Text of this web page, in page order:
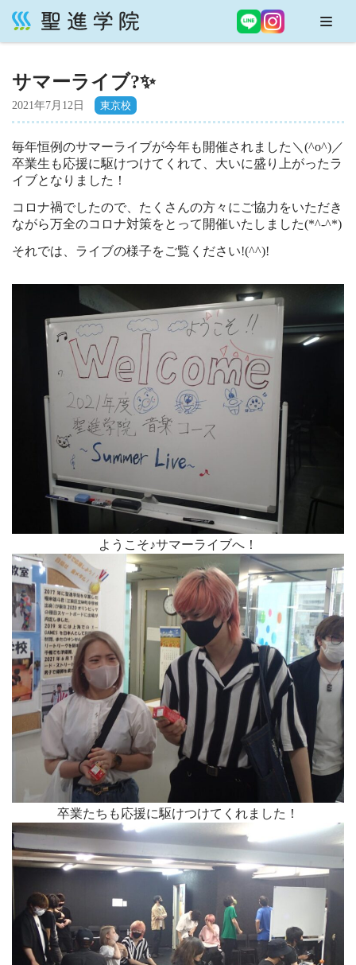
コ
テ
ン
ツ
へ
ス
キ
プ
サマーライブ?✨
2021年7月12日
毎年恒例のサマーライブが今年も開催されました＼(^o^)／
卒業生も応援に駆けつけてくれて、大いに盛り上がったラ
イブとなりました！
コロナ禍でしたので、たくさんの方々にご協力をいただき
ながら万全のコロナ対策をとって開催いたしました(*^-^*)
それでは、ライブの様子をご覧ください!(^^)!
ようこそ♪サマーライブへ！
卒業たちも応援に駆けつけてくれました！